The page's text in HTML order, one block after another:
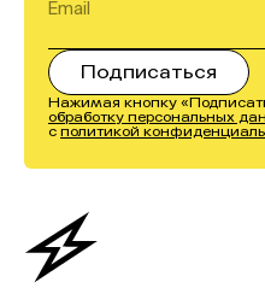
Нажимая кнопку
обработку персональных
с политикой